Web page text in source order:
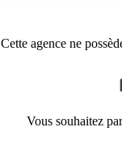
Cette agence ne
Vous souhaitez